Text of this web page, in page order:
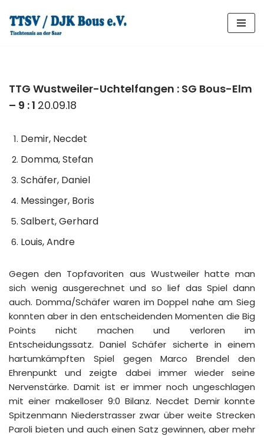
Zum
TTG Wustweiler-Uchtelfangen : SG Bous-Elm
– 9 : 1 20.09.18
Demir, Necdet
Domma, Stefan
Schäfer, Daniel
Messinger, Boris
Salbert, Gerhard
Louis, Andre
Gegen den Topfavoriten aus Wustweiler hatte man
sich wenig ausgerechnet und so lief das Spiel dann
auch. Domma/Schäfer waren im Doppel nahe am Sieg
konnten aber in den entscheidenden Momenten die Big
Points nicht machen und verloren im
Entscheidungssatz. Daniel Schäfer sicherte in einem
hartumkämpften Spiel gegen Marco Brendel den
Ehrenpunkt und zeigte dabei immer wieder seine
Nervenstärke. Damit ist er immer noch ungeschlagen
mit einer makelloser 9:0 Bilanz. Necdet Demir konnte
Spitzenmann Niederstrasser zwar über weite Strecken
Paroli bieten und auch einen Satz gewinnen, aber mehr